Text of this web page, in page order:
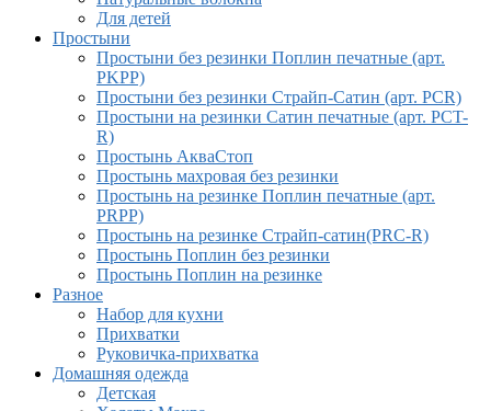
Для детей
Простыни
Простыни без резинки Поплин печатные (арт.
PKPP)
Простыни без резинки Страйп-Сатин (арт. PCR)
Простыни на резинки Сатин печатные (арт. PCT-
R)
Простынь АкваСтоп
Простынь махровая без резинки
Простынь на резинке Поплин печатные (арт.
PRPP)
Простынь на резинке Страйп-сатин(PRC-R)
Простынь Поплин без резинки
Простынь Поплин на резинке
Разное
Набор для кухни
Прихватки
Руковичка-прихватка
Домашняя одежда
Детская